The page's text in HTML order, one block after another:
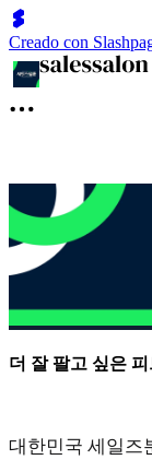
Creado con
더 잘 팔고 싶은
대한민국 세일즈